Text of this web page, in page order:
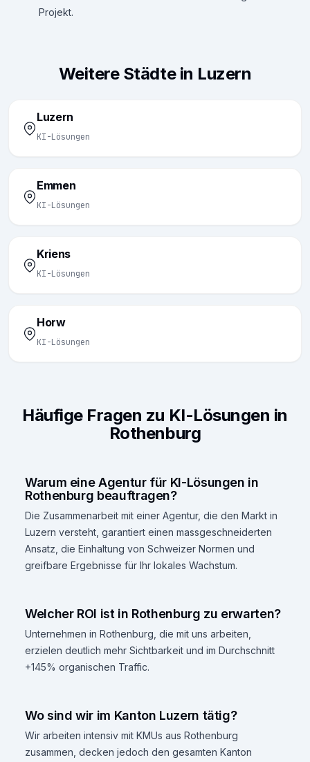
Projekt.
Weitere Städte in Luzern
Luzern
KI-Lösungen
Emmen
KI-Lösungen
Kriens
KI-Lösungen
Horw
KI-Lösungen
Häufige Fragen zu KI-Lösungen in
Rothenburg
Warum eine Agentur für KI-Lösungen in
Rothenburg beauftragen?
Die Zusammenarbeit mit einer Agentur, die den Markt in
Luzern versteht, garantiert einen massgeschneiderten
Ansatz, die Einhaltung von Schweizer Normen und
greifbare Ergebnisse für Ihr lokales Wachstum.
Welcher ROI ist in Rothenburg zu erwarten?
Unternehmen in Rothenburg, die mit uns arbeiten,
erzielen deutlich mehr Sichtbarkeit und im Durchschnitt
+145% organischen Traffic.
Wo sind wir im Kanton Luzern tätig?
Wir arbeiten intensiv mit KMUs aus Rothenburg
zusammen, decken jedoch den gesamten Kanton